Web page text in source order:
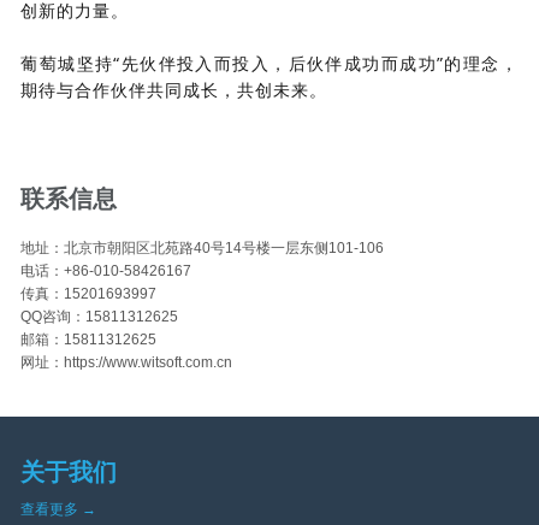
创新的力量。
葡萄城坚持“先伙伴投入而投入，后伙伴成功而成功”的理念，
期待与合作伙伴共同成长，共创未来。
联系信息
地址：北京市朝阳区北苑路40号14号楼一层东侧101-106
电话：+86-010-58426167
传真：15201693997
QQ咨询：15811312625
邮箱：15811312625
网址：https://www.witsoft.com.cn
关于我们
查看更多 →